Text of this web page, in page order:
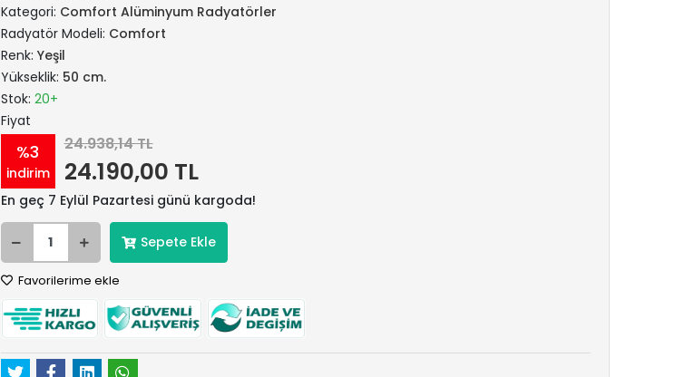
Kategori: Comfort Alüminyum Radyatörler
Radyatör Modeli: Comfort
Renk: Yeşil
Yükseklik: 50 cm.
Stok: 20+
Fiyat
%3
indirim
24.938,14 TL
24.190,00 TL
En geç 7 Eylül Pazartesi günü kargoda!
Sepete Ekle
Favorilerime ekle